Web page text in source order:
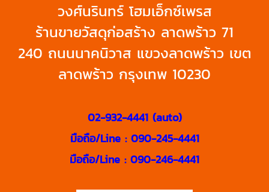
วงศ์นรินทร์ โฮมเอ็กซ์เพรส
ร้านขายวัสดุก่อสร้าง ลาดพร้าว 71
240 ถนนนาคนิวาส แขวงลาดพร้าว เขต
ลาดพร้าว กรุงเทพ 10230
02-932-4441 (auto)
มือถือ/Line : 090-245-4441
มือถือ/Line : 090-246-4441